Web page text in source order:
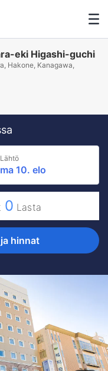
eki Higashi-guchi
Hakone, Kanagawa,
Lähtö
ma 10. elo
0 Lasta
hinnat